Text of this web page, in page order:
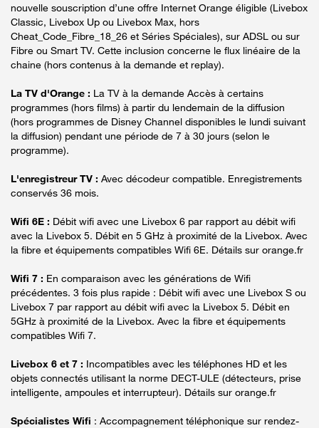
nouvelle souscription d’une offre Internet Orange éligible (Livebox
Classic, Livebox Up ou Livebox Max, hors
Cheat_Code_Fibre_18_26 et Séries Spéciales), sur ADSL ou sur
Fibre ou Smart TV. Cette inclusion concerne le flux linéaire de la
chaine (hors contenus à la demande et replay).
La TV d'Orange : La TV à la demande Accès à certains
programmes (hors films) à partir du lendemain de la diffusion
(hors programmes de Disney Channel disponibles le lundi suivant
la diffusion) pendant une période de 7 à 30 jours (selon le
programme).
L'enregistreur TV : Avec décodeur compatible. Enregistrements
conservés 36 mois.
Wifi 6E : Débit wifi avec une Livebox 6 par rapport au débit wifi
avec la Livebox 5. Débit en 5 GHz à proximité de la Livebox. Avec
la fibre et équipements compatibles Wifi 6E. Détails sur orange.fr
Wifi 7 : En comparaison avec les générations de Wifi
précédentes. 3 fois plus rapide : Débit wifi avec une Livebox S ou
Livebox 7 par rapport au débit wifi avec la Livebox 5. Débit en
5GHz à proximité de la Livebox. Avec la fibre et équipements
compatibles Wifi 7.
Livebox 6 et 7 : Incompatibles avec les téléphones HD et les
objets connectés utilisant la norme DECT-ULE (détecteurs, prise
intelligente, ampoules et interrupteur). Détails sur orange.fr
Spécialistes Wifi : Accompagnement téléphonique sur rendez-